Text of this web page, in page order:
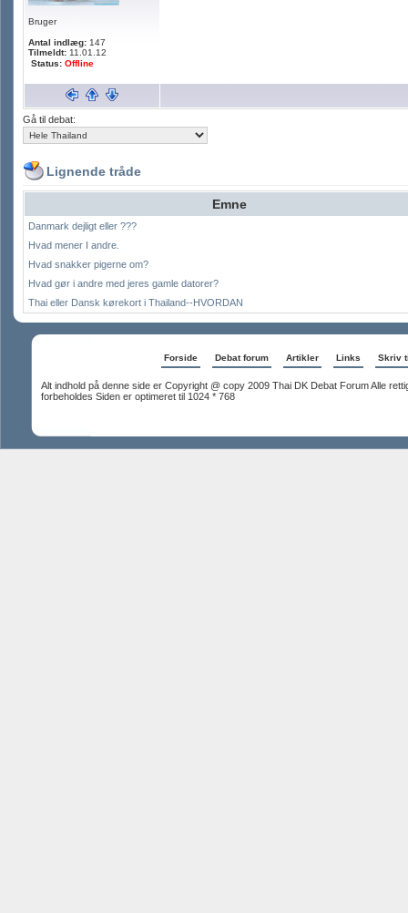
Bruger
Antal indlæg: 147
Tilmeldt: 11.01.12
Status: Offline
Gå til debat:
Lignende tråde
Emne
Danmark dejligt eller ???
Hvad mener I andre.
Hvad snakker pigerne om?
Hvad gør i andre med jeres gamle datorer?
Thai eller Dansk kørekort i Thailand--HVORDAN
Forside Debat forum Artikler Links Skriv
Alt indhold på denne side er Copyright @ copy 2009 Thai DK Debat Forum Alle
forbeholdes Siden er optimeret til 1024 * 768